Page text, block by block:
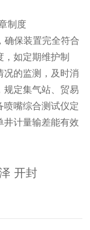
制度
保装置完全符合
如定期维护制
况的监测，及时消
规定集气站、贸易
喷嘴综合测试仪定
井计量输差能有效
开封